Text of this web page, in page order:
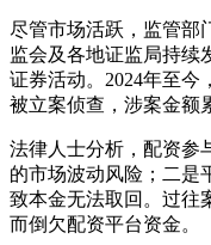
尽管市场活跃，监管部
监会及各地证监局持续
证券活动。2024年至今
被立案侦查，涉案金额
法律人士分析，配资参
的市场波动风险；二是
致本金无法取回。过往
而倒欠配资平台资金。